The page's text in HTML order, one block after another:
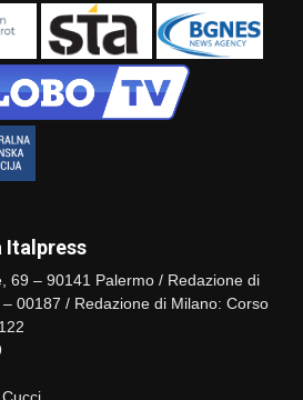
Italpress
69 – 90141 Palermo / Redazione di
00187 / Redazione di Milano: Corso